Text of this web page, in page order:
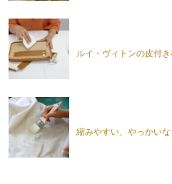
ルイ・ヴィトンの皮付き
縮みやすい、やっかい